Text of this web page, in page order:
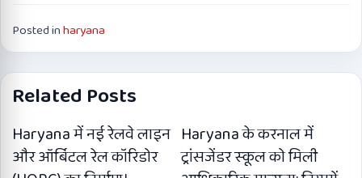
Posted inharyana
Related Posts
Haryana में नई रेलवे लाइन
और ऑर्बिटल रेल कॉरिडोर
Haryana के करनाल में
ट्रांसजेंडर स्कूल को मिली